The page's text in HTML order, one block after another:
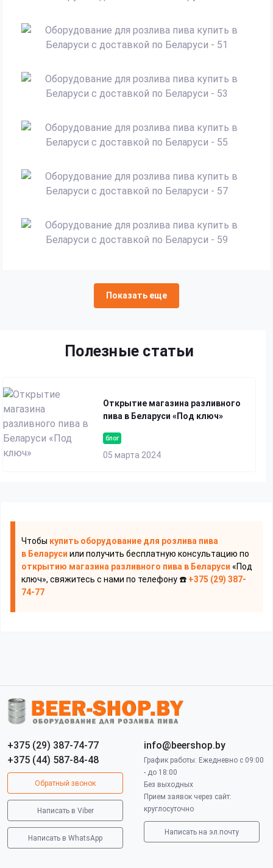
Показать еще
Полезные статьи
блог
05 марта 2024
Открытие магазина разливного
пива в Беларуси «Под ключ»
Чтобы купить оборудование для розлива пива
в Беларуси или получить бесплатную консультацию по
открытию магазина разливного пива в Беларуси «Под
ключ», свяжитесь с нами по телефону ☎️ +375 (29) 387-
74-77
+375 (29) 387-74-77
+375 (44) 587-84-48
Обратный звонок
Написать в Viber
Написать в WhatsApp
info@beershop.by
График работы: Ежедневно с 09:00
- до 18:00
Без выходных
Прием заявок через сайт:
круглосуточно
Написать на эл.почту